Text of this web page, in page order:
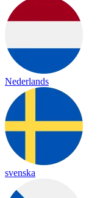
Nederlands
svenska